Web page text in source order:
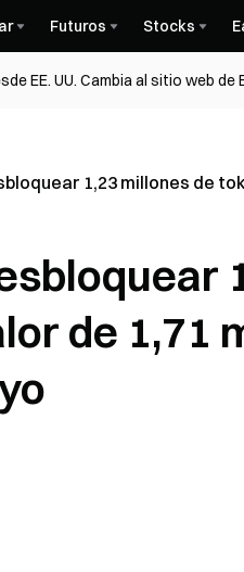
Futuros Stocks
EE. UU. Cambia al sitio web
1,23 millones de
de 1,71